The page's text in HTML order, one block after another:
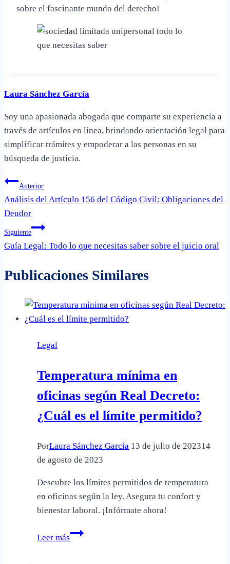
sobre el fascinante mundo del derecho!
Laura Sánchez García
Soy una apasionada abogada que comparte su experiencia a
través de artículos en línea, brindando orientación legal para
simplificar trámites y empoderar a las personas en su
búsqueda de justicia.
Navegación
de
entradas
Anterior
Análisis del Artículo 156 del Código Civil: Obligaciones del
Deudor
Siguiente
Guía Legal: Todo lo que necesitas saber sobre el juicio oral
Publicaciones Similares
Legal
Temperatura mínima en
oficinas según Real Decreto:
¿Cuál es el límite permitido?
PorLaura Sánchez García 13 de julio de 202314
de agosto de 2023
Descubre los límites permitidos de temperatura
en oficinas según la ley. Asegura tu confort y
bienestar laboral. ¡Infórmate ahora!
Leer más
Temperatura